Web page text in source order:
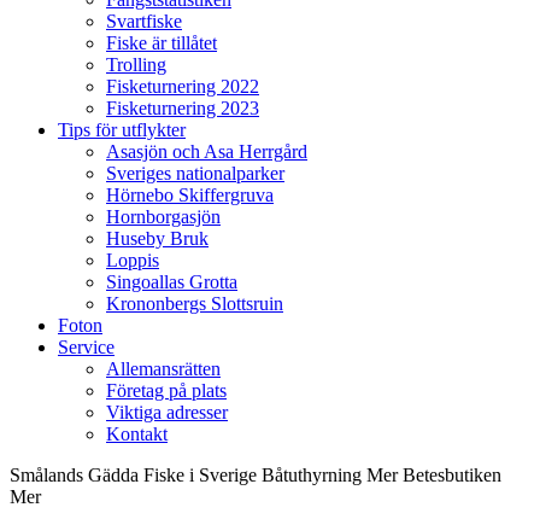
Svartfiske
Fiske är tillåtet
Trolling
Fisketurnering 2022
Fisketurnering 2023
Tips för utflykter
Asasjön och Asa Herrgård​
Sveriges nationalparker
Hörnebo Skiffergruva
Hornborgasjön
Huseby Bruk​
Loppis
Singoallas Grotta
Krononbergs Slottsruin​
Foton
Service
Allemansrätten
Företag på plats
Viktiga adresser
Kontakt
Smålands Gädda Fiske i Sverige Båtuthyrning Mer Betesbutiken
Mer